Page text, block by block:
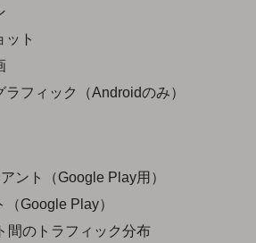
ット
フィック（Androidのみ）
ント（Google Play用）
Google Play）
間のトラフィック分布